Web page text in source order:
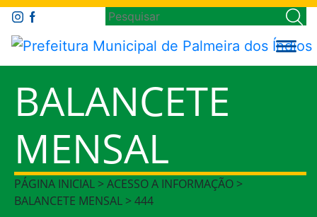
BALANCETE
MENSAL
PÁGINA INICIAL > ACESSO A INFORMAÇÃO >
BALANCETE MENSAL > 444